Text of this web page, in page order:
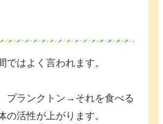
はよく言われます。
プランクトン→それを食べる
活性が上がります。